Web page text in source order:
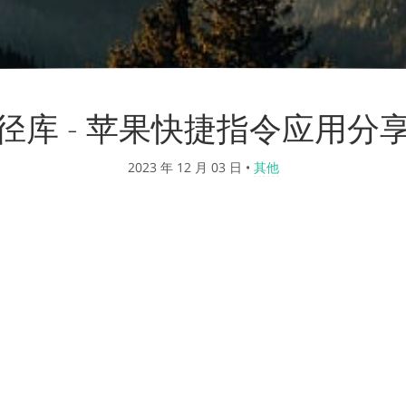
库 - 苹果快捷指令应用分
2023 年 12 月 03 日 • 其他